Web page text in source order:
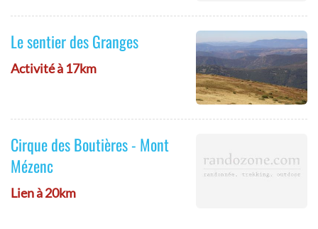
Le sentier des Granges
Activité à 17km
Cirque des Boutières - Mont
Mézenc
Lien à 20km